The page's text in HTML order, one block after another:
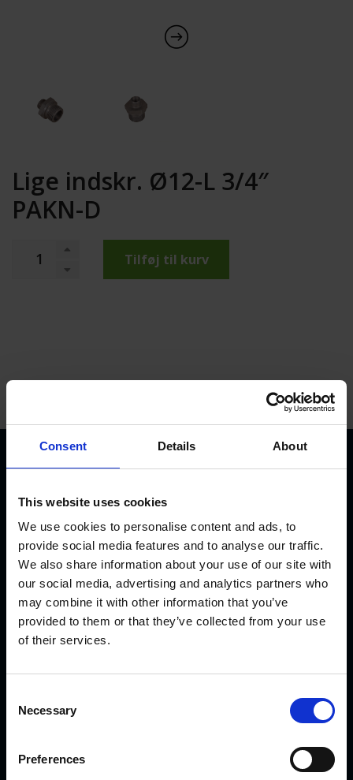
Consent Details About
This website uses cookies
We use cookies to personalise content and ads, to
provide social media features and to analyse our traffic.
We also share information about your use of our site with
our social media, advertising and analytics partners who
may combine it with other information that you’ve
provided to them or that they’ve collected from your use
of their services.
Necessary
Preferences
Lige indskr. Ø12-L 3/4″
PAKN-D
Tilføj til kurv
KVK Hydra Klov er en moderne virksomhed, der
udelukkende udvikler og producerer udstyr til klovpleje og
klovbeskæring. I dag har vi mange produkter i daglig drift i
flere lande – fra Nordnorge og Island til Saudi-Arabien og
Dubai, fra Canada til Japan.
Præsentation af de nye CowDream bandager!